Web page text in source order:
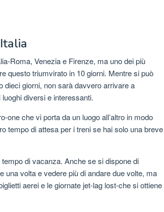
Roma, Venezia e Firenze, ma uno dei più
questo triumvirato in 10 giorni. Mentre si può
giorni, non sarà davvero arrivare a
diversi e interessanti.
one che vi porta da un luogo all’altro in modo
tempo di attesa per i treni se hai solo una breve
di vacanza. Anche se si dispone di
una volta e vedere più di andare due volte, ma
aerei e le giornate jet-lag lost-che si ottiene